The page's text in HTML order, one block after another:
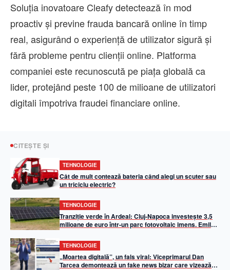
Soluția inovatoare Cleafy detectează în mod
proactiv și previne frauda bancară online în timp
real, asigurând o experiență de utilizator sigură și
fără probleme pentru clienții online. Platforma
companiei este recunoscută pe piața globală ca
lider, protejând peste 100 de milioane de utilizatori
digitali împotriva fraudei financiare online.
CITEȘTE ȘI
TEHNOLOGIE
Cât de mult contează bateria când alegi un scuter sau
un triciclu electric?
TEHNOLOGIE
Tranziție verde în Ardeal: Cluj-Napoca investește 3,5
milioane de euro într-un parc fotovoltaic imens. Emil
energie solară”
TEHNOLOGIE
„Moartea digitală”, un fals viral: Viceprimarul Dan
Tarcea demontează un fake news bizar care vizează